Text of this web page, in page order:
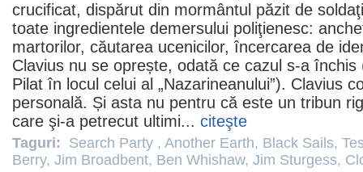
crucificat, dispărut din mormântul păzit de
toate ingredientele demersului poliţienesc:
martorilor, căutarea ucenicilor, încercarea de
Clavius nu se oprește, odată ce cazul s-a
Pilat în locul celui al „Nazarineanului”). Clavius
personală. Și asta nu pentru că este un tribun
care şi-a petrecut ultimi... citeşte
Taguri: Search Party , Another Earth, Black Sails,
Berry, Jim Broadbent, Ben Whishaw, Jim Sturgess,